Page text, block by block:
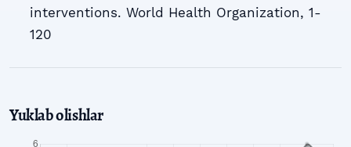
interventions. World Health Organization, 1-
120
Yuklab olishlar